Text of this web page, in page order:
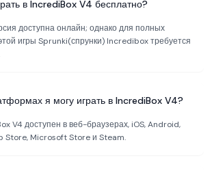
в IncrediBox V4 бесплатно?
доступна онлайн; однако для полных
игры Sprunki(спрунки) Incredibox требуется
я могу играть в IncrediBox V4?
V4 доступен в веб-браузерах, iOS, Android,
Store, Microsoft Store и Steam.